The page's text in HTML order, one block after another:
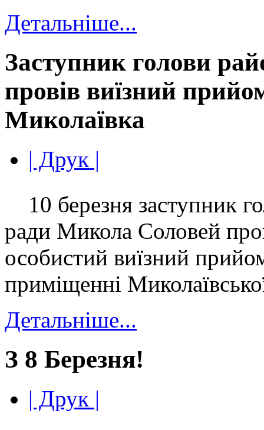
Детальніше...
Заступник голови
провів виїзний
Миколаївка
| Друк |
10 березня заступник
ради Микола Соловей
особистий виїзний
приміщенні
Детальніше...
З 8 Березня!
| Друк |